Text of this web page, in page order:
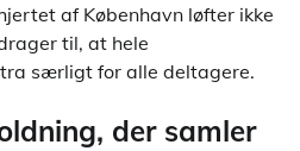
af København løfter ikke
til, at hele
særligt for alle deltagere.
der samler